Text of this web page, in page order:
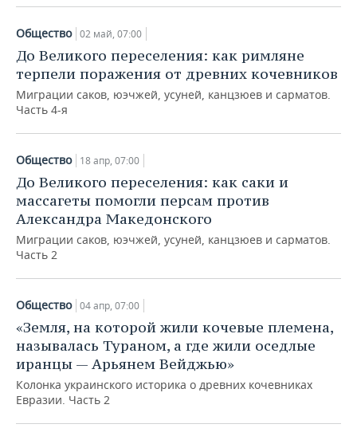
Общество 02 май, 07:00
До Великого переселения: как римляне
терпели поражения от древних кочевников
Миграции саков, юэчжей, усуней, канцзюев и сарматов.
Часть 4-я
Общество 18 апр, 07:00
До Великого переселения: как саки и
массагеты помогли персам против
Александра Македонского
Миграции саков, юэчжей, усуней, канцзюев и сарматов.
Часть 2
Общество 04 апр, 07:00
«Земля, на которой жили кочевые племена,
называлась Тураном, а где жили оседлые
иранцы — Арьянем Вейджью»
Колонка украинского историка о древних кочевниках
Евразии. Часть 2